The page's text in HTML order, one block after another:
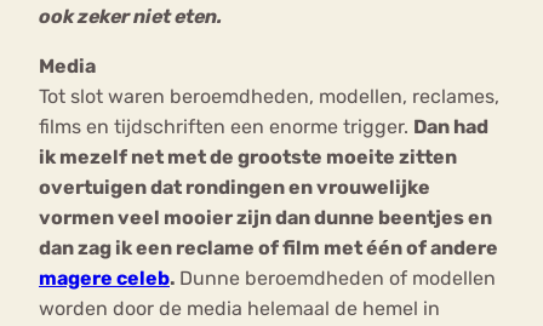
ook zeker niet eten.
Media
Tot slot waren beroemdheden, modellen, reclames,
films en tijdschriften een enorme trigger. Dan had
ik mezelf net met de grootste moeite zitten
overtuigen dat rondingen en vrouwelijke
vormen veel mooier zijn dan dunne beentjes en
dan zag ik een reclame of film met één of andere
magere celeb. Dunne beroemdheden of modellen
worden door de media helemaal de hemel in